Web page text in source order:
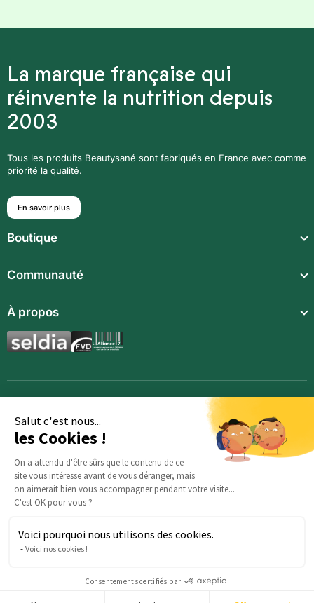
Salut c'est nous...
les Cookies !
On a attendu d'être sûrs que le contenu de ce
site vous intéresse avant de vous déranger, mais
on aimerait bien vous accompagner pendant votre visite...
C'est OK pour vous ?
Voici pourquoi nous utilisons des cookies.
Voici nos cookies !
Consentements certifiés par
La marque française qui
réinvente la nutrition depuis
2003
Tous les produits Beautysané sont fabriqués en France avec comme
priorité la qualité.
En savoir plus
Boutique
Compléments alimentaires
Boissons techniques
Communauté
À propos
Des questions sur votre commande ? : Notre équipe est là
5 avenue Joffre, 57000 Metz, FRANCE |+33 (0)3 69 67 19 19